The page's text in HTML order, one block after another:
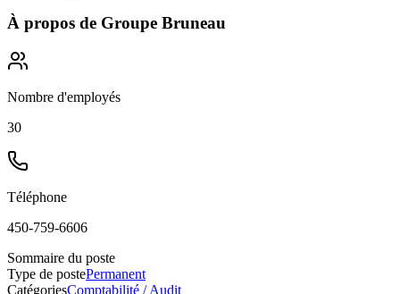
À propos de Groupe Bruneau
Nombre d'employés
30
Téléphone
450-759-6606
Sommaire du poste
Type de postePermanent
CatégoriesComptabilité / Audit